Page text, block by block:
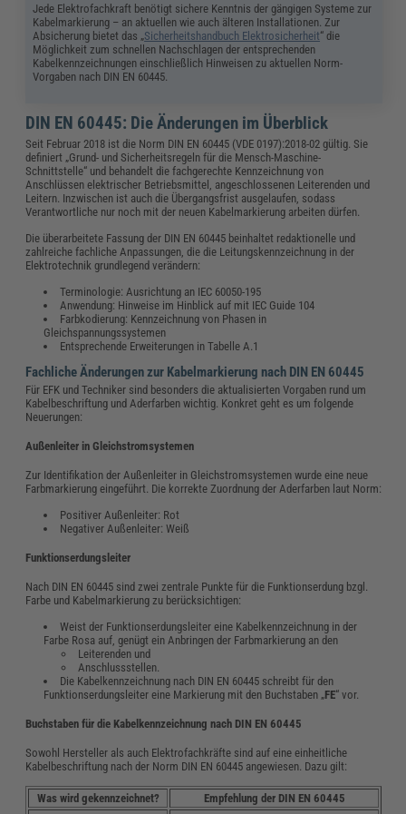
Jede Elektrofachkraft benötigt sichere Kenntnis der gängigen Systeme zur
Kabelmarkierung – an aktuellen wie auch älteren Installationen. Zur
Absicherung bietet das „Sicherheitshandbuch Elektrosicherheit“ die
Möglichkeit zum schnellen Nachschlagen der entsprechenden
Kabelkennzeichnungen einschließlich Hinweisen zu aktuellen Norm-
Vorgaben nach DIN EN 60445.
DIN EN 60445: Die Änderungen im Überblick
Seit Februar 2018 ist die Norm DIN EN 60445 (VDE 0197):2018-02 gültig. Sie
definiert „Grund- und Sicherheitsregeln für die Mensch-Maschine-
Schnittstelle“ und behandelt die fachgerechte Kennzeichnung von
Anschlüssen elektrischer Betriebsmittel, angeschlossenen Leiterenden und
Leitern. Inzwischen ist auch die Übergangsfrist ausgelaufen, sodass
Verantwortliche nur noch mit der neuen Kabelmarkierung arbeiten dürfen.
Die überarbeitete Fassung der DIN EN 60445 beinhaltet redaktionelle und
zahlreiche fachliche Anpassungen, die die Leitungskennzeichnung in der
Elektrotechnik grundlegend verändern:
Terminologie: Ausrichtung an IEC 60050-195
Anwendung: Hinweise im Hinblick auf mit IEC Guide 104
Farbkodierung: Kennzeichnung von Phasen in
Gleichspannungssystemen
Entsprechende Erweiterungen in Tabelle A.1
Fachliche Änderungen zur Kabelmarkierung nach DIN EN 60445
Für EFK und Techniker sind besonders die aktualisierten Vorgaben rund um
Kabelbeschriftung und Aderfarben wichtig. Konkret geht es um folgende
Neuerungen:
Außenleiter in Gleichstromsystemen
Zur Identifikation der Außenleiter in Gleichstromsystemen wurde eine neue
Farbmarkierung eingeführt. Die korrekte Zuordnung der Aderfarben laut Norm:
Positiver Außenleiter: Rot
Negativer Außenleiter: Weiß
Funktionserdungsleiter
Nach DIN EN 60445 sind zwei zentrale Punkte für die Funktionserdung bzgl.
Farbe und Kabelmarkierung zu berücksichtigen:
Weist der Funktionserdungsleiter eine Kabelkennzeichnung in der
Farbe Rosa auf, genügt ein Anbringen der Farbmarkierung an den
Leiterenden und
Anschlussstellen.
Die Kabelkennzeichnung nach DIN EN 60445 schreibt für den
Funktionserdungsleiter eine Markierung mit den Buchstaben „FE“ vor.
Buchstaben für die Kabelkennzeichnung nach DIN EN 60445
Sowohl Hersteller als auch Elektrofachkräfte sind auf eine einheitliche
Kabelbeschriftung nach der Norm DIN EN 60445 angewiesen. Dazu gilt:
Was wird gekennzeichnet?
Empfehlung der DIN EN 60445